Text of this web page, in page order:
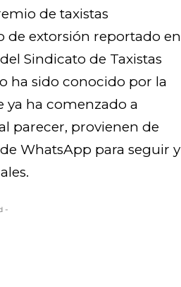
de taxistas
de extorsión reportado en
Sindicato de Taxistas
ha sido conocido por la
ya ha comenzado a
parecer, provienen de
WhatsApp para seguir y
-